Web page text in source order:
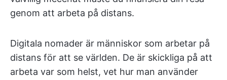
genom att arbeta på distans.
Digitala nomader är människor som arbetar på
distans för att se världen. De är skickliga på att
arbeta var som helst, vet hur man använder